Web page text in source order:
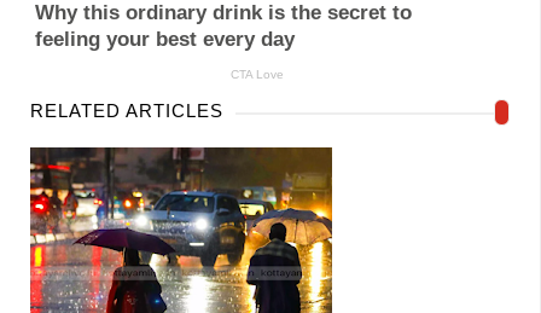
RELATED ARTICLES